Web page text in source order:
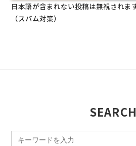
日本語が含まれない投稿は無視されま
（スパム対策）
SEARCH
Search
for: